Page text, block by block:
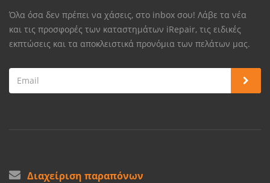
Όλα όσα δεν πρέπει να χάσεις, στο inbox σου! Λάβε τα νέα
και τις προσφορές των καταστημάτων iRepair, τις ειδικές
εκπτώσεις και τα αποκλειστικά προνόμια των πελάτων μας.
Διαχείριση παραπόνων